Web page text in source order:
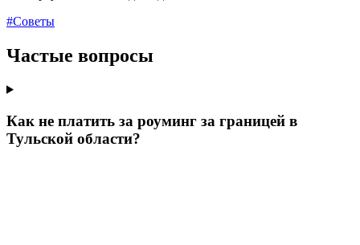
#Советы
Частые вопросы
Как не платить за роуминг за границей в
Тульской области?